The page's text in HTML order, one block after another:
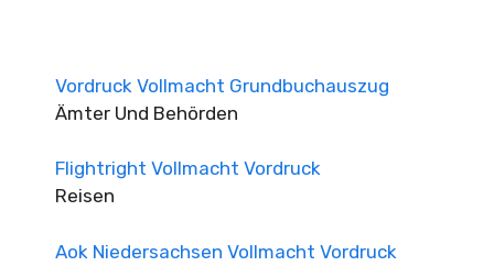
Vordruck Vollmacht Grundbuchauszug
Ämter Und Behörden
Flightright Vollmacht Vordruck
Reisen
Aok Niedersachsen Vollmacht Vordruck